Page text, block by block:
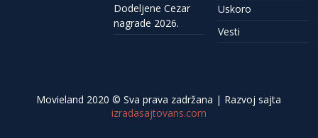
Dodeljene Cezar
nagrade 2026.
Uskoro
Vesti
Movieland 2020 © Sva prava zadržana | Razvoj sajta
izradasajtovans.com